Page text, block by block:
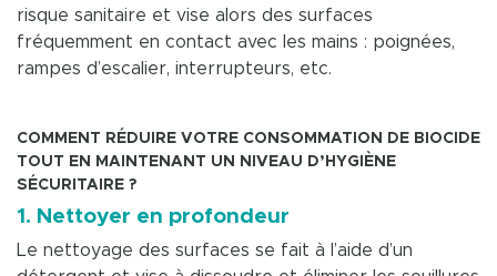
risque sanitaire et vise alors des surfaces
fréquemment en contact avec les mains : poignées,
rampes d’escalier, interrupteurs, etc.
COMMENT RÉDUIRE VOTRE CONSOMMATION DE BIOCIDE
TOUT EN MAINTENANT UN NIVEAU D’HYGIÈNE
SÉCURITAIRE ?
1. Nettoyer en profondeur
Le nettoyage des surfaces se fait à l’aide d’un